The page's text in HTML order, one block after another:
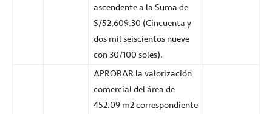
ascendente a la Suma de
S/52,609.30 (Cincuenta y
dos mil seiscientos nueve
con 30/100 soles).
APROBAR la valorización
comercial del área de
452.09 m2 correspondiente